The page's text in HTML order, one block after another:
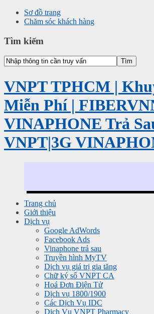
Sơ đồ trang
Chăm sóc khách hàng
Tìm kiếm
VNPT TPHCM |
Miễn Phí |
VINAPHONE Trả
VNPT|3G
Trang chủ
Giới thiệu
Dịch vụ
Google AdWords
Facebook Ads
Vinaphone trả sau
Truyền hình MyTV
Dịch vụ giá trị gia tăng
Chữ ký số VNPT CA
Hoá Đơn Điện Tử
Dịch vụ 1800/1900
Các Dịch Vụ IDC
Dịch Vụ VNPT Pharmacy